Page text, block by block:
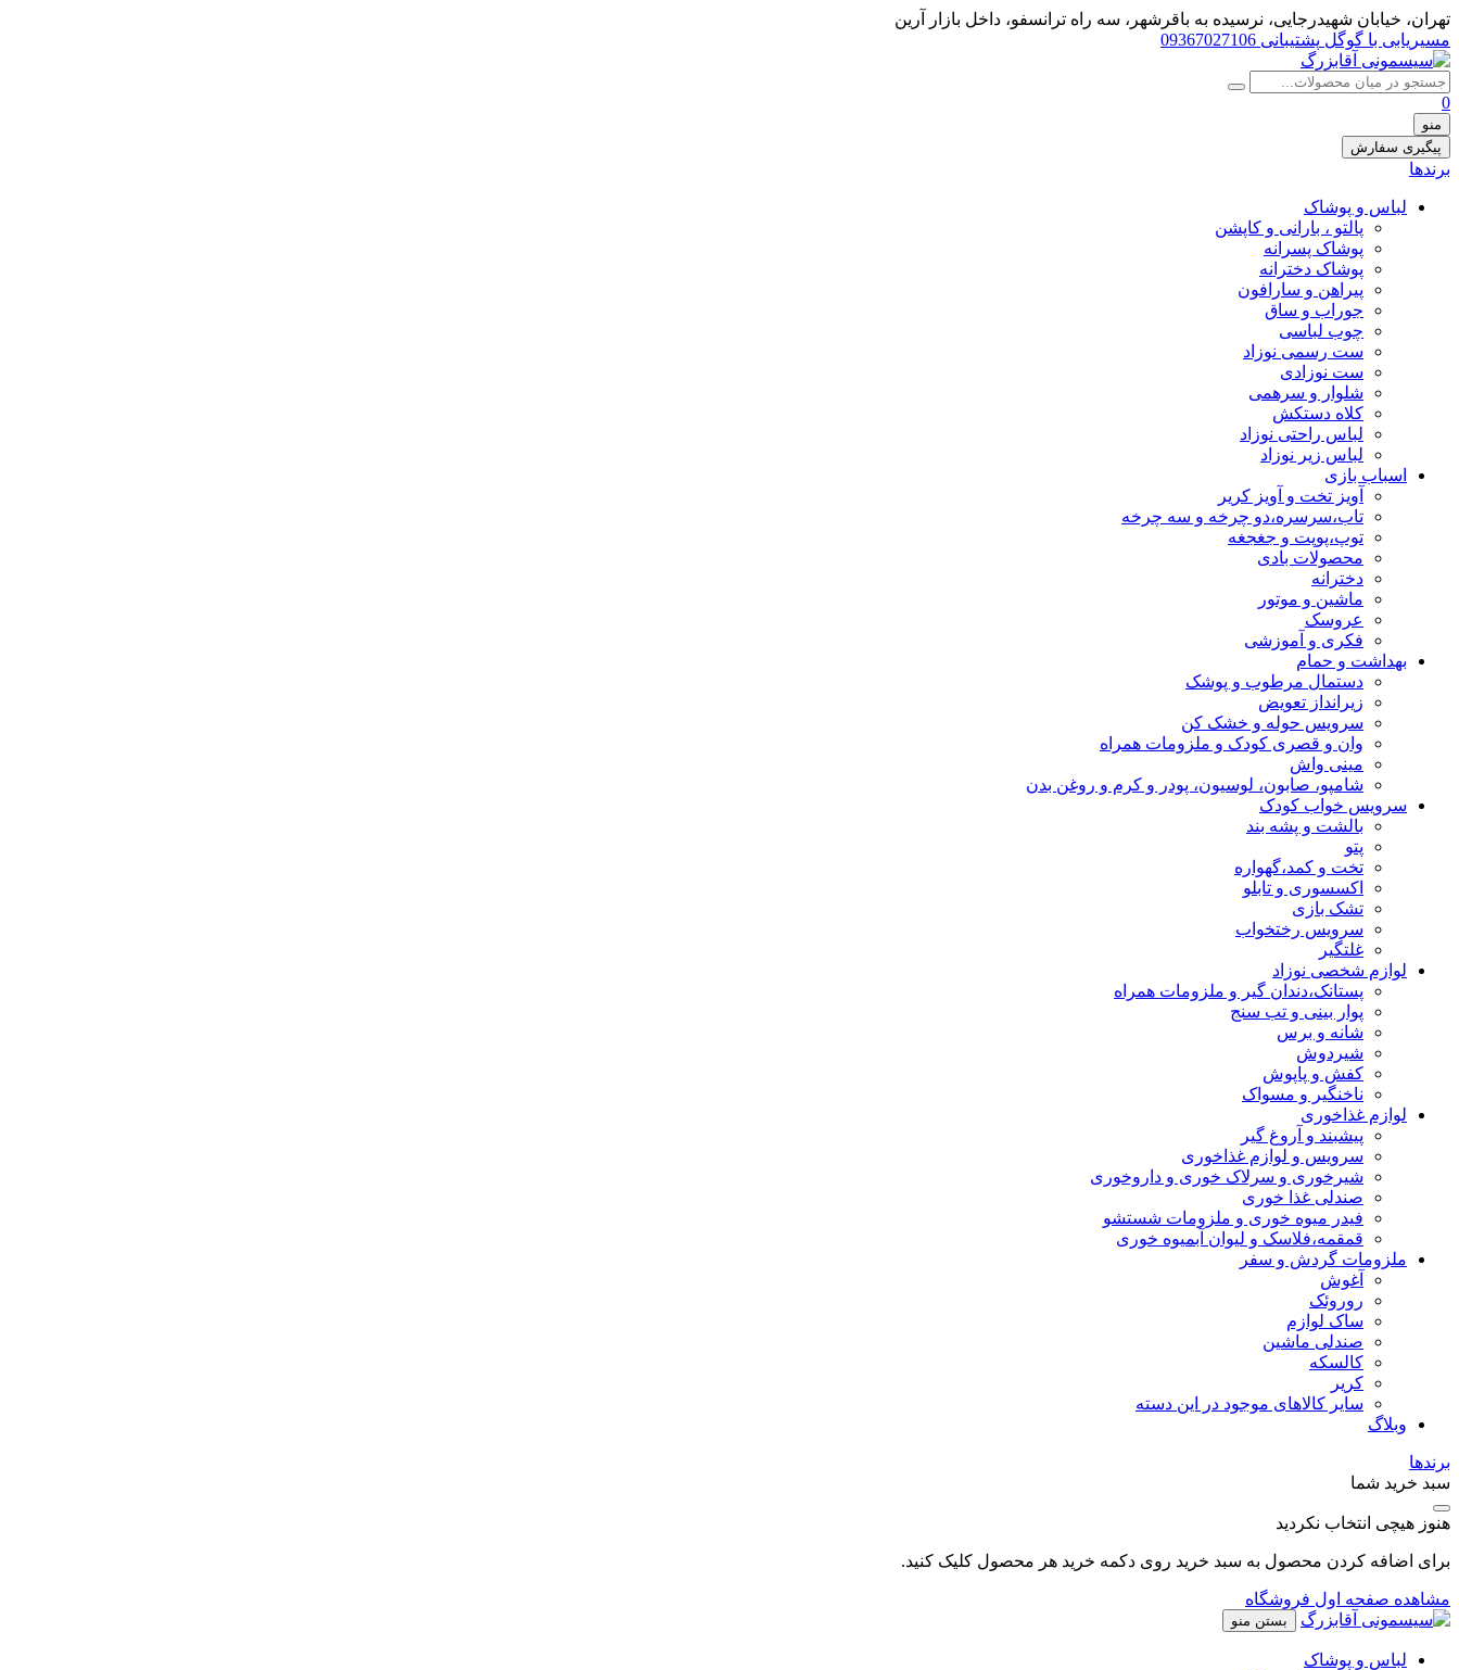
تهران، خيابان شهيدرجايى، نرسیده به باقرشهر، سه راه ترانسفو، داخل بازار آرین
مسیریابی با گوگل پشتیبانی 09367027106
0
منو
پیگیری سفارش
برندها
لباس و پوشاک
پالتو ، بارانی و کاپشن
پوشاک پسرانه
پوشاک دخترانه
پیراهن و سارافون
جوراب و ساق
چوب لباسی
ست رسمی نوزاد
ست نوزادی
شلوار و سرهمی
کلاه دستکش
لباس راحتی نوزاد
لباس زیر نوزاد
اسباب بازی
آویز تخت و آویز کریر
تاب،سرسره،دو چرخه و سه چرخه
توپ،پوپت و جغجغه
محصولات بادی
دخترانه
ماشین و موتور
عروسک
فکری و آموزشی
بهداشت و حمام
دستمال مرطوب و پوشک
زیرانداز تعویض
سرویس حوله و خشک کن
وان و قصری کودک و ملزومات همراه
مینی واش
شامپو، صابون، لوسیون، پودر و کرم و روغن بدن
سرویس خواب کودک
بالشت و پشه بند
پتو
تخت و کمد،گهواره
اکسسوری و تابلو
تشک بازی
سرویس رختخواب
غلتگیر
لوازم شخصی نوزاد
پستانک،دندان گیر و ملزومات همراه
پوار بینی و تب سنج
شانه و برس
شیردوش
کفش و پاپوش
ناخنگیر و مسواک
لوازم غذاخوری
پیشبند و آروغ گیر
سرویس و لوازم غذاخوری
شیرخوری و سرلاک خوری و داروخوری
صندلی غذا خوری
فیدر میوه خوری و ملزومات شستشو
قمقمه،فلاسک و لیوان آبمیوه خوری
ملزومات گردش و سفر
آغوش
روروئک
ساک لوازم
صندلی ماشین
کالسکه
کریر
سایر کالاهای موجود در این دسته
وبلاگ
برندها
سبد خرید شما
هنوز هیچی انتخاب نکردید
برای اضافه کردن محصول به سبد خرید روی دکمه خرید هر محصول کلیک کنید.
مشاهده صفحه اول فروشگاه
بستن منو
لباس و پوشاک